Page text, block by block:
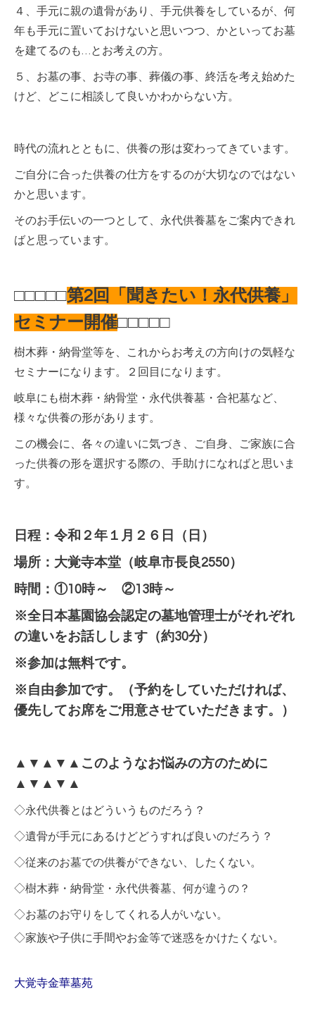
４、手元に親の遺骨があり、手元供養をしているが、何
年も手元に置いておけないと思いつつ、かといってお墓
を建てるのも…とお考えの方。
５、お墓の事、お寺の事、葬儀の事、終活を考え始めた
けど、どこに相談して良いかわからない方。
時代の流れとともに、供養の形は変わってきています。
ご自分に合った供養の仕方をするのが大切なのではない
かと思います。
そのお手伝いの一つとして、永代供養墓をご案内できれ
ばと思っています。
□□□□□第2回「聞きたい！永代供養」
セミナー開催□□□□□
樹木葬・納骨堂等を、これからお考えの方向けの気軽な
セミナーになります。２回目になります。
岐阜にも樹木葬・納骨堂・永代供養墓・合祀墓など、
様々な供養の形があります。
この機会に、各々の違いに気づき、ご自身、ご家族に合
った供養の形を選択する際の、手助けになればと思いま
す。
日程：令和２年１月２６日（日）
場所：大覚寺本堂（岐阜市長良2550）
時間：①10時～ ②13時～
※全日本墓園協会認定の墓地管理士がそれぞれ
の違いをお話しします（約30分）
※参加は無料です。
※自由参加です。（予約をしていただければ、
優先してお席をご用意させていただきます。）
▲▼▲▼▲このようなお悩みの方のために
▲▼▲▼▲
◇永代供養とはどういうものだろう？
◇遺骨が手元にあるけどどうすれば良いのだろう？
◇従来のお墓での供養ができない、したくない。
◇樹木葬・納骨堂・永代供養墓、何が違うの？
◇お墓のお守りをしてくれる人がいない。
◇家族や子供に手間やお金等で迷惑をかけたくない。
大覚寺金華墓苑